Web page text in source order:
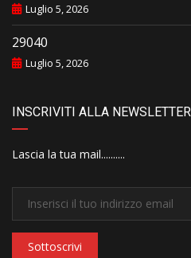
Luglio 5, 2026
29040
Luglio 5, 2026
INSCRIVITI ALLA NEWSLETTER
Lascia la tua mail..........
Sottoscrivi